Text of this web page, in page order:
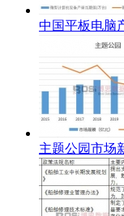
中国平板电脑
主题公园市场